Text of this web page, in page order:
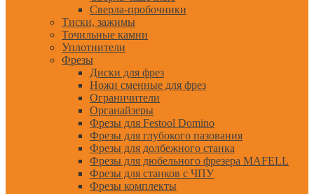
Сверла-пробочники
Тиски, зажимы
Точильные камни
Уплотнители
Фрезы
Диски для фрез
Ножи сменные для фрез
Ограничители
Органайзеры
Фрезы для Festool Domino
Фрезы для глубокого пазования
Фрезы для долбежного станка
Фрезы для дюбельного фрезера MAFELL
Фрезы для станков с ЧПУ
Фрезы комплекты